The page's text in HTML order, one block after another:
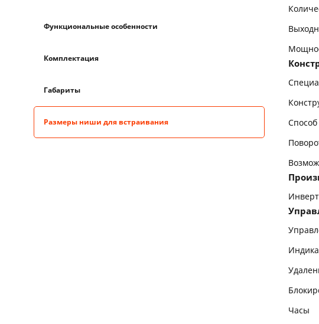
Функциональные особенности
Комплектация
Габариты
Размеры ниши для встраивания
Часы